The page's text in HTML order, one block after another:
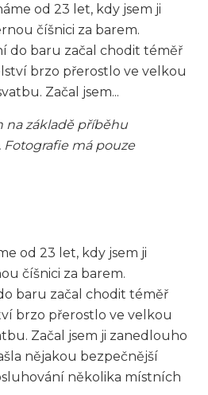
od 23 let, kdy jsem ji
číšnici za barem.
do baru začal chodit téměř
brzo přerostlo ve velkou
Začal jsem...
na základě příběhu
má pouze
od 23 let, kdy jsem ji
číšnici za barem.
baru začal chodit téměř
brzo přerostlo ve velkou
Začal jsem ji zanedlouho
nějakou bezpečnější
několika místních